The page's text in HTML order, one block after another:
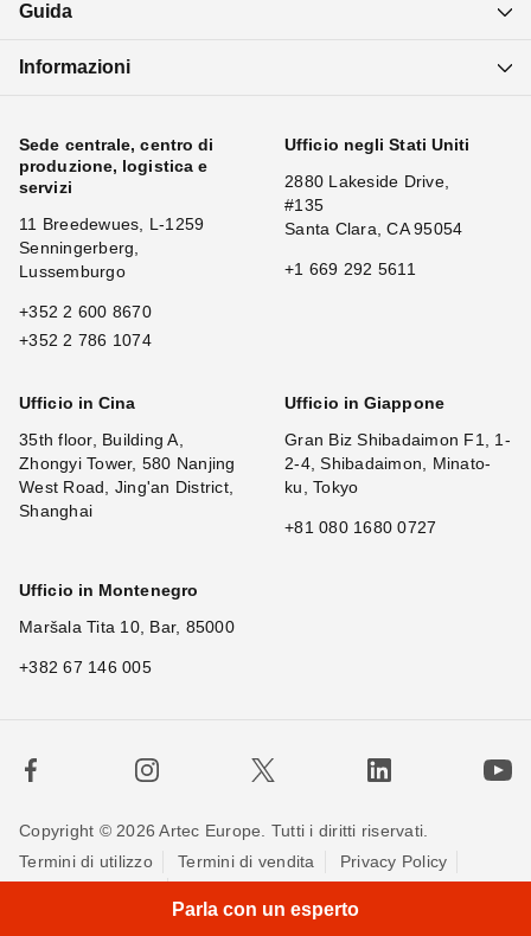
Guida
Informazioni
Sede centrale, centro di
produzione, logistica e
servizi
11 Breedewues, L-1259
Senningerberg,
Lussemburgo
+352 2 600 8670
+352 2 786 1074
Ufficio negli Stati Uniti
2880 Lakeside Drive,
#135
Santa Clara, CA 95054
+1 669 292 5611
Ufficio in Cina
35th floor, Building A,
Zhongyi Tower, 580 Nanjing
West Road, Jing'an District,
Shanghai
Ufficio in Giappone
Gran Biz Shibadaimon F1, 1-
2-4, Shibadaimon, Minato-
ku, Tokyo
+81 080 1680 0727
Ufficio in Montenegro
Maršala Tita 10, Bar, 85000
+382 67 146 005
Copyright © 2026 Artec Europe. Tutti i diritti riservati.
Termini di utilizzo
Termini di vendita
Privacy Policy
Parla con un esperto